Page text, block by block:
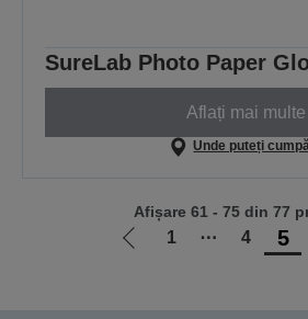
SureLab Photo Paper
Aflați mai multe
Unde puteți
Mergi
1 ⋯ 4 5
Afișare 61 - 75 din 77